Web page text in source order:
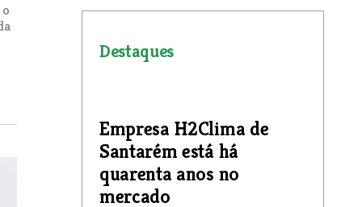
Destaques
Empresa H2Clima de
Santarém está há
quarenta anos no
mercado